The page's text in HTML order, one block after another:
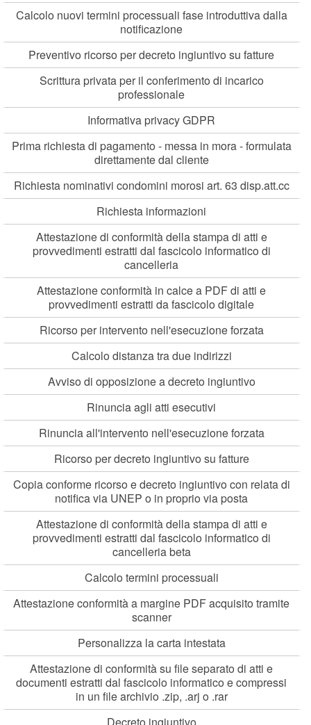
Calcolo nuovi termini processuali fase introduttiva dalla
notificazione
Preventivo ricorso per decreto ingiuntivo su fatture
Scrittura privata per il conferimento di incarico
professionale
Informativa privacy GDPR
Prima richiesta di pagamento - messa in mora - formulata
direttamente dal cliente
Richiesta nominativi condomini morosi art. 63 disp.att.cc
Richiesta informazioni
Attestazione di conformità della stampa di atti e
provvedimenti estratti dal fascicolo informatico di
cancelleria
Attestazione conformità in calce a PDF di atti e
provvedimenti estratti da fascicolo digitale
Ricorso per intervento nell'esecuzione forzata
Calcolo distanza tra due indirizzi
Avviso di opposizione a decreto ingiuntivo
Rinuncia agli atti esecutivi
Rinuncia all'intervento nell'esecuzione forzata
Ricorso per decreto ingiuntivo su fatture
Copia conforme ricorso e decreto ingiuntivo con relata di
notifica via UNEP o in proprio via posta
Attestazione di conformità della stampa di atti e
provvedimenti estratti dal fascicolo informatico di
cancelleria beta
Calcolo termini processuali
Attestazione conformità a margine PDF acquisito tramite
scanner
Personalizza la carta intestata
Attestazione di conformità su file separato di atti e
documenti estratti dal fascicolo informatico e compressi
in un file archivio .zip, .arj o .rar